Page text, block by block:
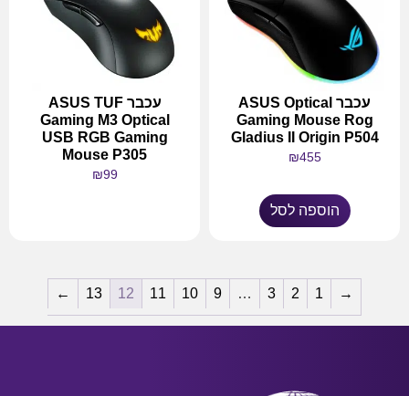
עכבר ASUS Optical
Gaming Mouse Rog
Gladius II Origin P504
₪455
הוספה לסל
עכבר ASUS TUF
Gaming M3 Optical
USB RGB Gaming
Mouse P305
₪99
→
1
2
3
…
9
10
11
12
13
←